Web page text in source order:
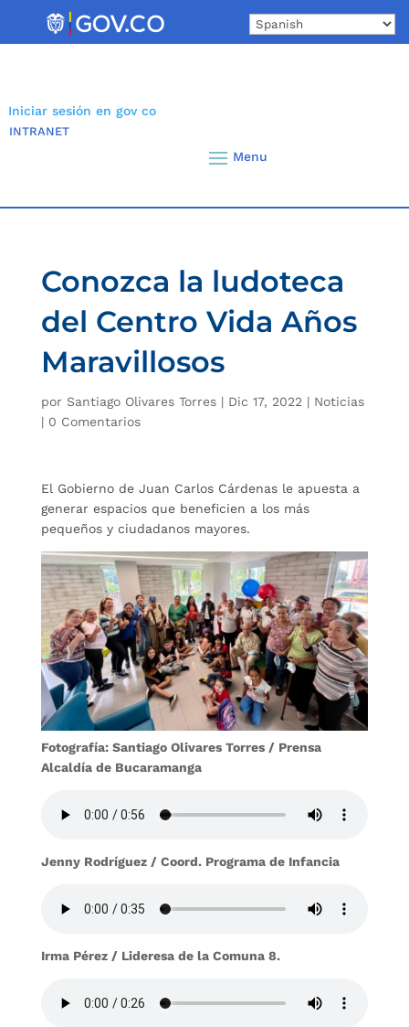
Iniciar sesión en gov co
INTRANET
Conozca la ludoteca
del Centro Vida Años
Maravillosos
por Santiago Olivares Torres| Dic 17, 2022 | Noticias
| 0 Comentarios
El Gobierno de Juan Carlos Cárdenas le apuesta a
generar espacios que beneficien a los más
pequeños y ciudadanos mayores.
Fotografía: Santiago Olivares Torres / Prensa
Alcaldía de Bucaramanga
Jenny Rodríguez / Coord. Programa de Infancia
Irma Pérez / Lideresa de la Comuna 8.